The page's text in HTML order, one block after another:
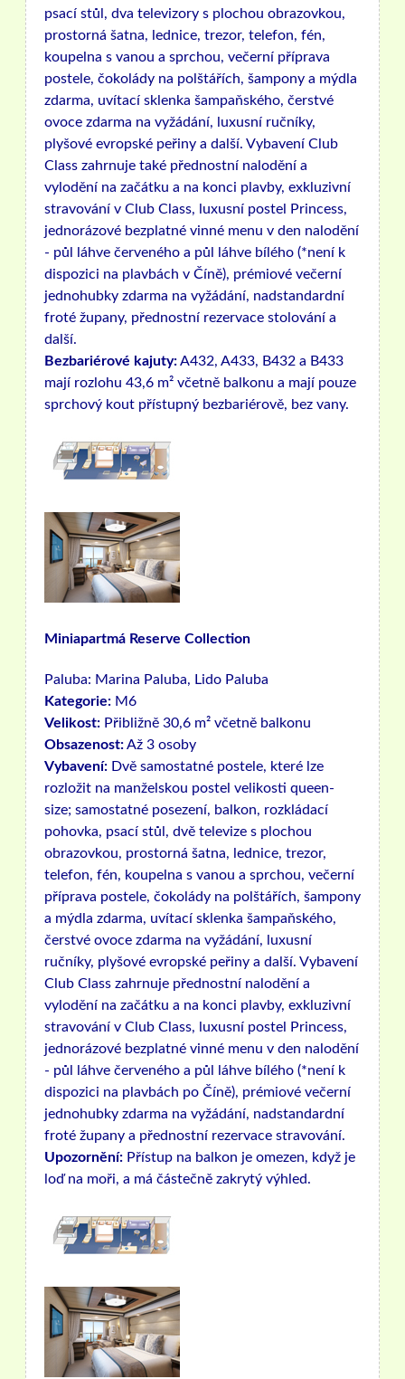
psací stůl, dva televizory s plochou obrazovkou,
prostorná šatna, lednice, trezor, telefon, fén,
koupelna s vanou a sprchou, večerní příprava
postele, čokolády na polštářích, šampony a mýdla
zdarma, uvítací sklenka šampaňského, čerstvé
ovoce zdarma na vyžádání, luxusní ručníky,
plyšové evropské peřiny a další. Vybavení Club
Class zahrnuje také přednostní nalodění a
vylodění na začátku a na konci plavby, exkluzivní
stravování v Club Class, luxusní postel Princess,
jednorázové bezplatné vinné menu v den nalodění
- půl láhve červeného a půl láhve bílého (*není k
dispozici na plavbách v Číně), prémiové večerní
jednohubky zdarma na vyžádání, nadstandardní
froté župany, přednostní rezervace stolování a
další.
Bezbariérové ​​kajuty:A432, A433, B432 a B433
mají rozlohu 43,6 m² včetně balkonu a mají pouze
sprchový kout přístupný bezbariérově, bez vany.
Miniapartmá Reserve Collection
Paluba: Marina Paluba, Lido Paluba
Kategorie: M6
Velikost: Přibližně 30,6 m² včetně balkonu
Obsazenost:Až 3 osoby
Vybavení: Dvě samostatné postele, které lze
rozložit na manželskou postel velikosti queen-
size; samostatné posezení, balkon, rozkládací
pohovka, psací stůl, dvě televize s plochou
obrazovkou, prostorná šatna, lednice, trezor,
telefon, fén, koupelna s vanou a sprchou, večerní
příprava postele, čokolády na polštářích, šampony
a mýdla zdarma, uvítací sklenka šampaňského,
čerstvé ovoce zdarma na vyžádání, luxusní
ručníky, plyšové evropské peřiny a další. Vybavení
Club Class zahrnuje přednostní nalodění a
vylodění na začátku a na konci plavby, exkluzivní
stravování v Club Class, luxusní postel Princess,
jednorázové bezplatné vinné menu v den nalodění
- půl láhve červeného a půl láhve bílého (*není k
dispozici na plavbách po Číně), prémiové večerní
jednohubky zdarma na vyžádání, nadstandardní
froté župany a přednostní rezervace stravování.
Upozornění: Přístup na balkon je omezen, když je
loď na moři, a má částečně zakrytý výhled.